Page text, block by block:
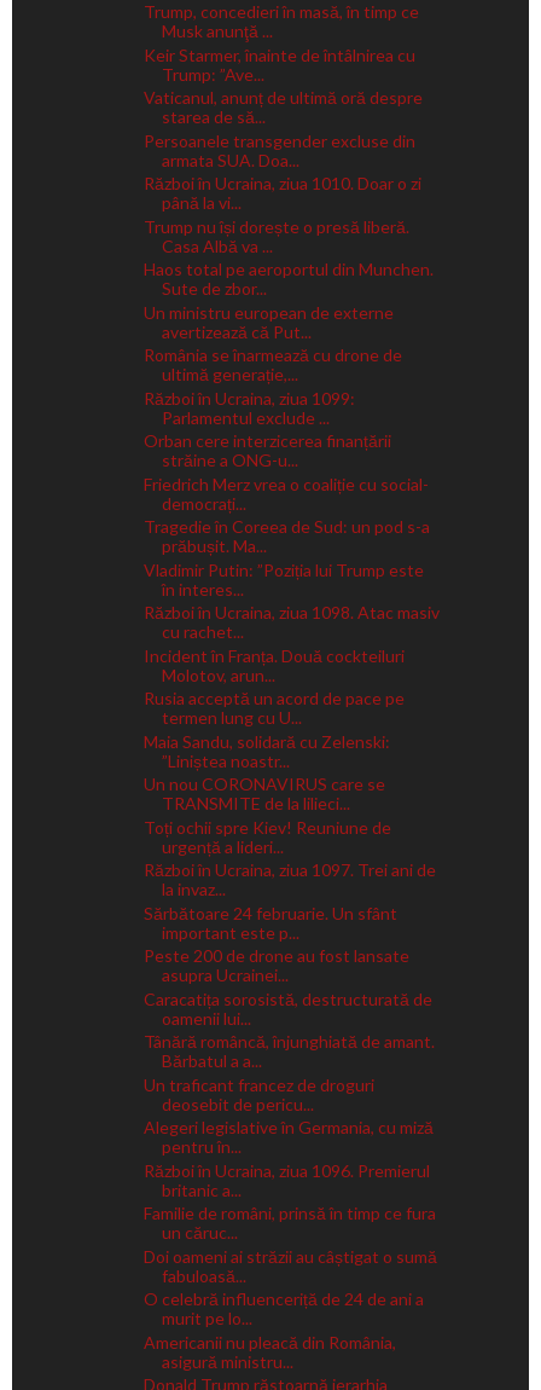
Trump, concedieri în masă, în timp ce
Musk anunţă ...
Keir Starmer, înainte de întâlnirea cu
Trump: ”Ave...
Vaticanul, anunț de ultimă oră despre
starea de să...
Persoanele transgender excluse din
armata SUA. Doa...
Război în Ucraina, ziua 1010. Doar o zi
până la vi...
Trump nu își dorește o presă liberă.
Casa Albă va ...
Haos total pe aeroportul din Munchen.
Sute de zbor...
Un ministru european de externe
avertizează că Put...
România se înarmează cu drone de
ultimă generație,...
Război în Ucraina, ziua 1099:
Parlamentul exclude ...
Orban cere interzicerea finanțării
străine a ONG-u...
Friedrich Merz vrea o coaliție cu social-
democrați...
Tragedie în Coreea de Sud: un pod s-a
prăbușit. Ma...
Vladimir Putin: ”Poziția lui Trump este
în interes...
Război în Ucraina, ziua 1098. Atac masiv
cu rachet...
Incident în Franța. Două cockteiluri
Molotov, arun...
Rusia acceptă un acord de pace pe
termen lung cu U...
Maia Sandu, solidară cu Zelenski:
”Liniștea noastr...
Un nou CORONAVIRUS care se
TRANSMITE de la lilieci...
Toți ochii spre Kiev! Reuniune de
urgență a lideri...
Război în Ucraina, ziua 1097. Trei ani de
la invaz...
Sărbătoare 24 februarie. Un sfânt
important este p...
Peste 200 de drone au fost lansate
asupra Ucrainei...
Caracatița sorosistă, destructurată de
oamenii lui...
Tânără româncă, înjunghiată de amant.
Bărbatul a a...
Un traficant francez de droguri
deosebit de pericu...
Alegeri legislative în Germania, cu miză
pentru în...
Război în Ucraina, ziua 1096. Premierul
britanic a...
Familie de români, prinsă în timp ce fura
un căruc...
Doi oameni ai străzii au câștigat o sumă
fabuloasă...
O celebră influenceriță de 24 de ani a
murit pe lo...
Americanii nu pleacă din România,
asigură ministru...
Donald Trump răstoarnă ierarhia